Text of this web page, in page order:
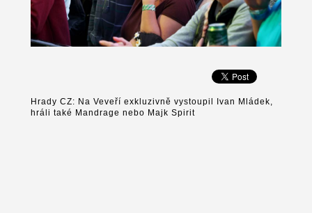
Hrady CZ: Na Veveří exkluzivně vystoupil Ivan Mládek,
hráli také Mandrage nebo Majk Spirit